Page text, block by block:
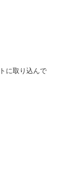
に取り込んで